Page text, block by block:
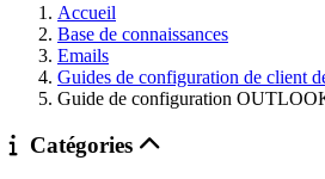
Accueil
Base de connaissances
Emails
Guides de configuration de client
Guide de configuration
Catégories